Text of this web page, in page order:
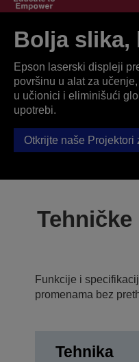
Bolja slika,
Epson laserski displeji
površinu u alat za
u učionici i eliminišući
upotrebi.
Otkrijte naše Projektori
Funkcije i
promenama bez
Tehnika